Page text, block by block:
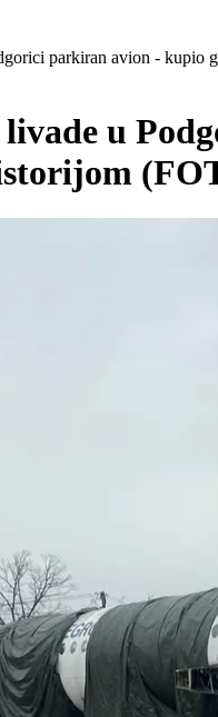
parkiran avion - kupio
u